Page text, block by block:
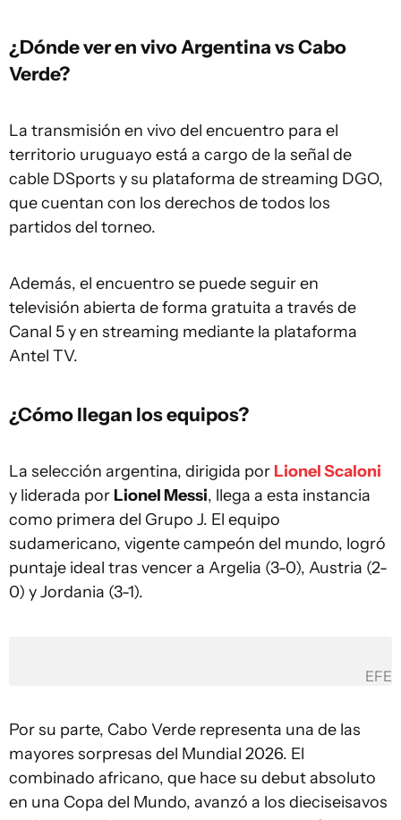
¿Dónde ver en vivo Argentina vs Cabo
Verde?
La transmisión en vivo del encuentro para el
territorio uruguayo está a cargo de la señal de
cable DSports y su plataforma de streaming DGO,
que cuentan con los derechos de todos los
partidos del torneo.
Además, el encuentro se puede seguir en
televisión abierta de forma gratuita a través de
Canal 5 y en streaming mediante la plataforma
Antel TV.
¿Cómo llegan los equipos?
La selección argentina, dirigida por Lionel Scaloni
y liderada por Lionel Messi, llega a esta instancia
como primera del Grupo J. El equipo
sudamericano, vigente campeón del mundo, logró
puntaje ideal tras vencer a Argelia (3-0), Austria (2-
0) y Jordania (3-1).
EFE
Por su parte, Cabo Verde representa una de las
mayores sorpresas del Mundial 2026. El
combinado africano, que hace su debut absoluto
en una Copa del Mundo, avanzó a los dieciseisavos